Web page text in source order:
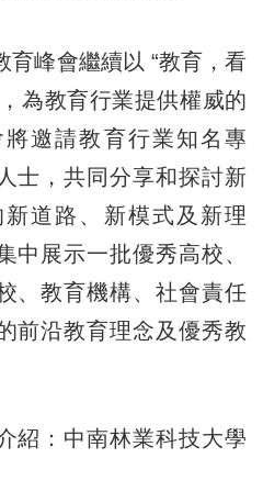
峰會繼續以 “教育，看
為教育行業提供權威的
邀請教育行業知名專
士，共同分享和探討新
道路、新模式及新理
中展示一批優秀高校、
、教育機構、社會責任
前沿教育理念及優秀教
：中南林業科技大學